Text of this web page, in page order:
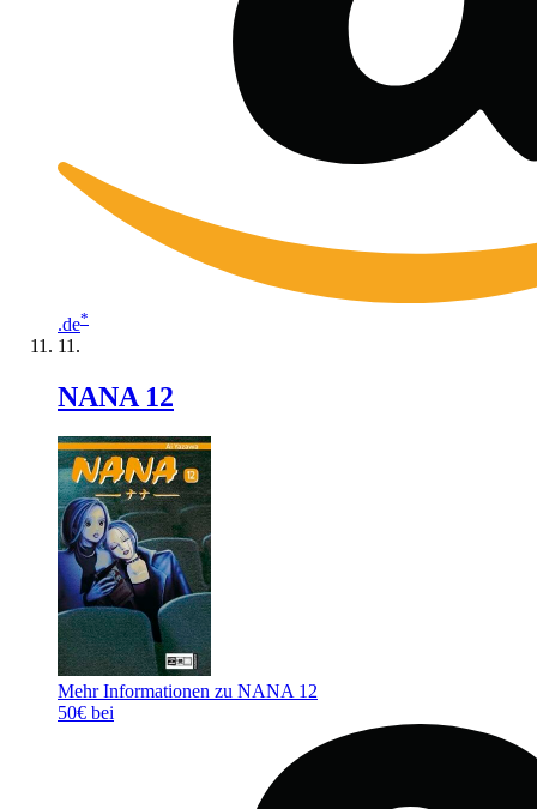
.de*
NANA 12
Mehr Informationen zu NANA 12
50€ bei